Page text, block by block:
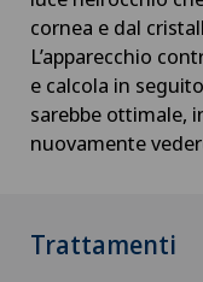
cornea e dal
L’apparecchio
e calcola in
sarebbe ottimale,
nuovamente
Trattamenti